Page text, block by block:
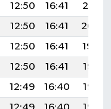
12:50 16:41
20:01
12:50 16:41
20:00
12:50 16:41
19:59
12:50 16:41
19:58
12:49 16:40
19:57